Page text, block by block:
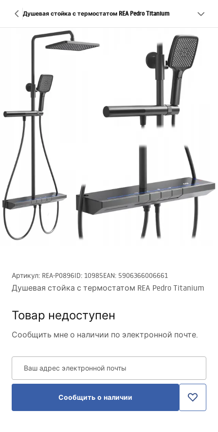
Душевая стойка с термостатом REA Pedro Titanium
Артикул: REA-P0896ID: 10985EAN: 5906366006661
Душевая стойка с термостатом REA Pedro Titanium
Товар недоступен
Сообщить мне о наличии по электронной почте.
Ваш адрес электронной почты
Сообщить о наличии